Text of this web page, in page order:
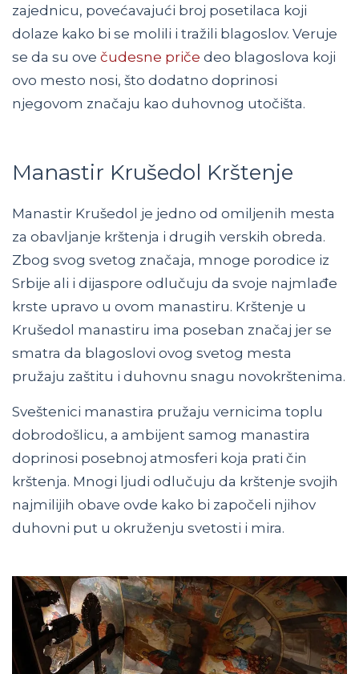
zajednicu, povećavajući broj posetilaca koji
dolaze kako bi se molili i tražili blagoslov. Veruje
se da su ove čudesne priče deo blagoslova koji
ovo mesto nosi, što dodatno doprinosi
njegovom značaju kao duhovnog utočišta.
Manastir Krušedol Krštenje
Manastir Krušedol je jedno od omiljenih mesta
za obavljanje krštenja i drugih verskih obreda.
Zbog svog svetog značaja, mnoge porodice iz
Srbije ali i dijaspore odlučuju da svoje najmlađe
krste upravo u ovom manastiru. Krštenje u
Krušedol manastiru ima poseban značaj jer se
smatra da blagoslovi ovog svetog mesta
pružaju zaštitu i duhovnu snagu novokrštenima.
Sveštenici manastira pružaju vernicima toplu
dobrodošlicu, a ambijent samog manastira
doprinosi posebnoj atmosferi koja prati čin
krštenja. Mnogi ljudi odlučuju da krštenje svojih
najmilijih obave ovde kako bi započeli njihov
duhovni put u okruženju svetosti i mira.